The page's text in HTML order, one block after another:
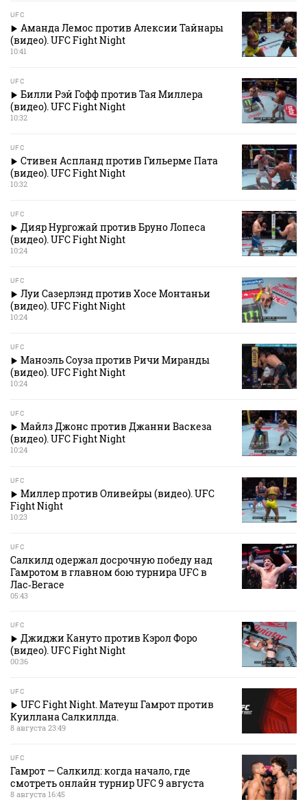
UFC
Аманда Лемос против Алексии Тайнары
(видео). UFC Fight Night
10:41
UFC
Билли Рэй Гофф против Тая Миллера
(видео). UFC Fight Night
10:32
UFC
Стивен Аспланд против Гильерме Пата
(видео). UFC Fight Night
10:32
UFC
Дияр Нургожай против Бруно Лопеса
(видео). UFC Fight Night
10:24
UFC
Луи Сазерлэнд против Хосе Монтаньи
(видео). UFC Fight Night
10:24
UFC
Маноэль Соуза против Ричи Миранды
(видео). UFC Fight Night
10:24
UFC
Майлз Джонс против Джанни Васкеза
(видео). UFC Fight Night
10:24
UFC
Миллер против Оливейры (видео). UFC
Fight Night
10:23
UFC
Салкилд одержал досрочную победу над
Гамротом в главном бою турнира UFC в
Лас‑Вегасе
05:43
UFC
Джиджи Кануто против Кэрол Форо
(видео). UFC Fight Night
00:36
UFC
UFC Fight Night. Матеуш Гамрот против
Куиллана Салкиллда.
8 августа 23:49
UFC
Гамрот — Салкилд: когда начало, где
смотреть онлайн турнир UFC 9 августа
8 августа 16:45